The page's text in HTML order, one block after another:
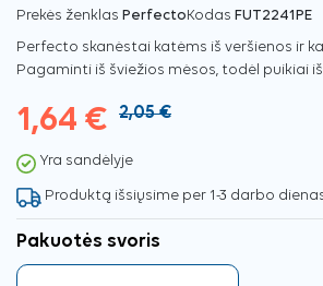
Prekės ženklas PerfectoKodas FUT2241PE
Perfecto skanėstai katėms iš veršienos ir
Pagaminti iš šviežios mėsos, todėl puikiai
1,64 € 2,05 €
Yra sandėlyje
Produktą išsiųsime per 1-3 darbo
Pakuotės svoris